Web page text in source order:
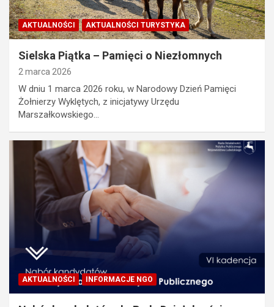
AKTUALNOŚCI AKTUALNOŚCI TURYSTYKA
Sielska Piątka – Pamięci o Niezłomnych
2 marca 2026
W dniu 1 marca 2026 roku, w Narodowy Dzień Pamięci
Żołnierzy Wyklętych, z inicjatywy Urzędu
Marszałkowskiego…
AKTUALNOŚCI INFORMACJE NGO